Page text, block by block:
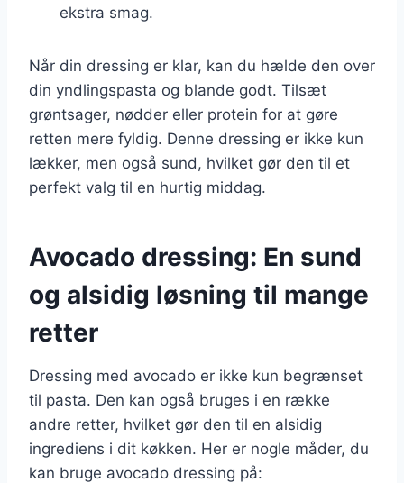
ekstra smag.
Når din dressing er klar, kan du hælde den over
din yndlingspasta og blande godt. Tilsæt
grøntsager, nødder eller protein for at gøre
retten mere fyldig. Denne dressing er ikke kun
lækker, men også sund, hvilket gør den til et
perfekt valg til en hurtig middag.
Avocado dressing: En sund
og alsidig løsning til mange
retter
Dressing med avocado er ikke kun begrænset
til pasta. Den kan også bruges i en række
andre retter, hvilket gør den til en alsidig
ingrediens i dit køkken. Her er nogle måder, du
kan bruge avocado dressing på: